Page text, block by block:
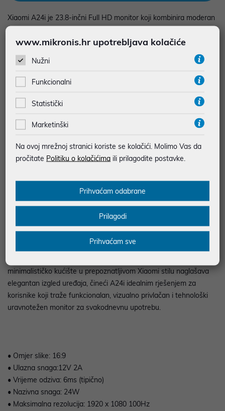
Xiaomi A24i je 23.8-inčni Full HD monitor koji kombinira moderan
dizajn, visoku brzinu osvježavanja i izvrsnu jasnoću slike u
kompaktnom formatu. S rezolucijom od 1920 x 1080 piksela i
omjerom stranica 16:9, pruža oštru i uravnoteženu sliku pogodnu
za svakodnevni rad, multimediju i lagano igranje. Svjetlina od 250
cd/m2 i kontrast od 1000:1 osiguravaju dobar prikaz boja i detalja,
bogatoj vizualnoj reprodukciji. Frekvencija osvježavanja od 100
pokreta i stabilnu izvedbu u svakodnevnim zadacima. Zahvaljujući
Xiaomi A24i troši 24 W nazivne snage, što ga čini štedljivim i
pouzdanim izborom za uredske ili kućne korisnike. U pogledu
priključkom te HDMI ulazom, što omogućuje jednostavno
spajanje različitih uređaja poput računala, konzola ili
do 40°C i vlažnost od 20% do 80% RH, prilagođen je stabilnom
minimalističko kućište u prepoznatljivom Xiaomi stilu naglašava
elegantan izgled uređaja, čineći A24i idealnim rješenjem za
korisnike koji traže funkcionalan, vizualno privlačan i tehnološki
uravnotežen monitor za svakodnevnu upotrebu.
• Omjer slike: 16:9
• Ulazna snaga:12V 2A
• Vrijeme odziva: 6ms (tipično)
• Nazivna snaga: 24W
• Maksimalna rezolucija: 1920 x 1080 100Hz
www.mikronis.hr upotrebljava kolačiće
Nužni
Funkcionalni
Statistički
Marketinški
Na ovoj mrežnoj stranici koriste se kolačići. Molimo Vas da
pročitate Politiku o kolačićima ili prilagodite postavke.
Prihvaćam odabrane
Prilagodi
Prihvaćam sve